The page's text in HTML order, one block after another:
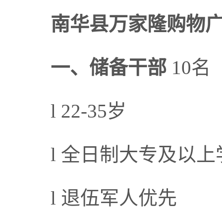
南华县万家隆购物
一、 储备干部 10名
l 22-35岁
l 全日制大专及以
l 退伍军人优先